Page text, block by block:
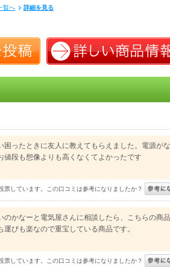
覧へ 詳細を見る
困ったときに友人に教えてもらえました。電源が
値段も想像よりも高くなくてよかったです
しています。この口コミは参考になりましたか？
のかなーと電気屋さんに相談したら、こちらの商
びも楽なので重宝している商品です。
しています。この口コミは参考になりましたか？